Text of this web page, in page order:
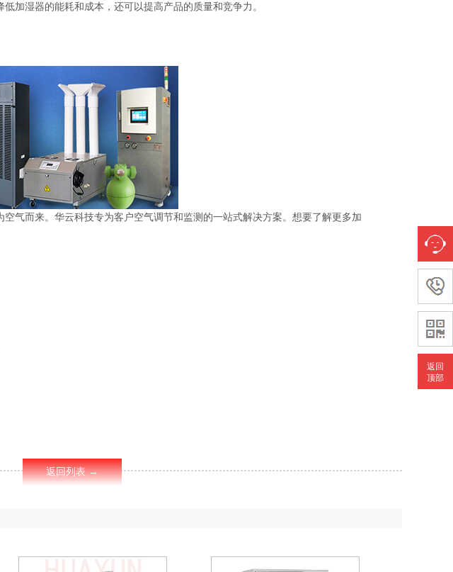
加湿器的能耗和成本，还可以提高产品的质量和竞争力。
而来。华云科技专为客户空气调节和监测的一站式解决方案。想要了解更多加
返回列表 →
返回
顶部